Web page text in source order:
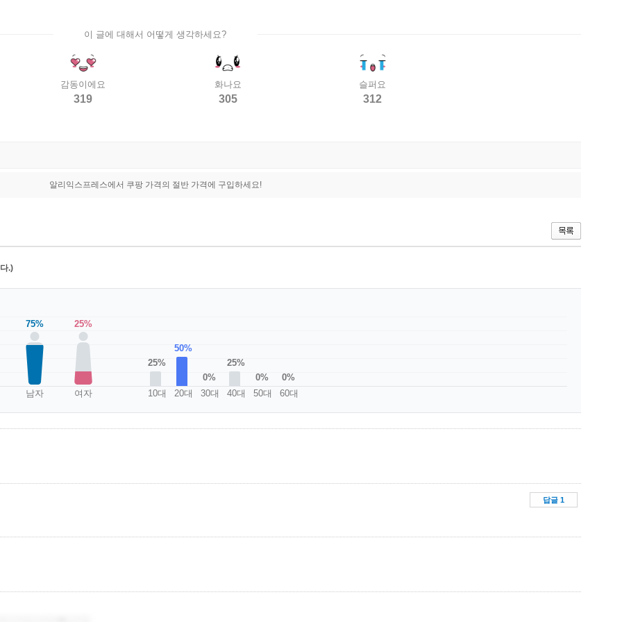
이 글에 대해서 어떻게 생각하세요?
감동이에요
319
화나요
305
슬퍼요
312
알리익스프레스에서 쿠팡 가격의 절반 가격에 구입하세요!
.)
75%
남자
25%
여자
25%
10대
50%
20대
0%
30대
25%
40대
0%
50대
0%
60대